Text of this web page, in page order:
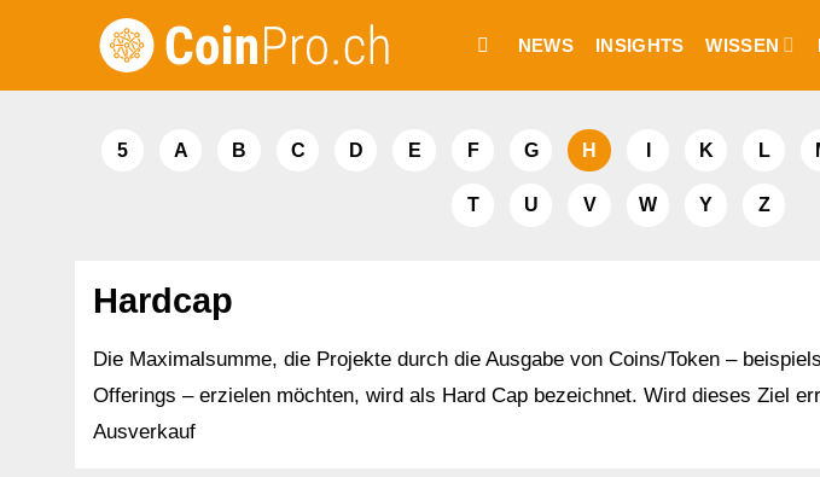
NEWS INSIGHTS WISSEN
5 A B C D E F G H K L
T U V W Y Z
Hardcap
Die Maximalsumme, die Projekte durch die Ausgabe von Coins/Token –
Offerings – erzielen möchten, wird als Hard Cap bezeichnet. Wird dieses Ziel
Ausverkauf